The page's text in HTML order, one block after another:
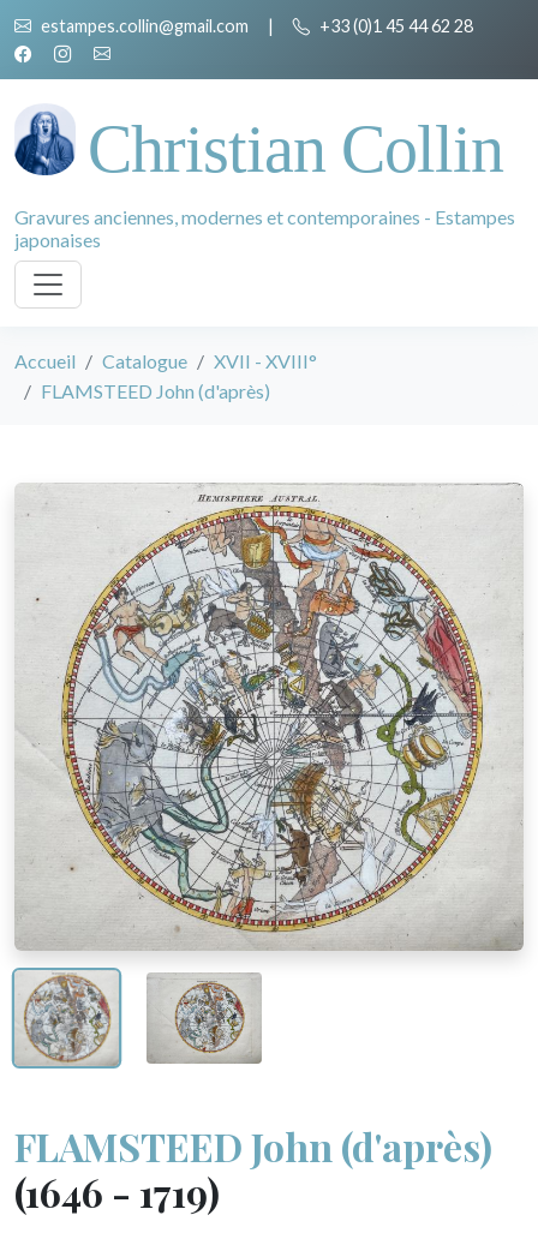
estampes.collin@gmail.com | +33 (0)1 45 44 62 28
Christian Collin
Gravures anciennes, modernes et contemporaines - Estampes
japonaises
Accueil Catalogue
XVII - XVIII°
FLAMSTEED John (d'après)
FLAMSTEED John (d'après)
(1646 - 1719)